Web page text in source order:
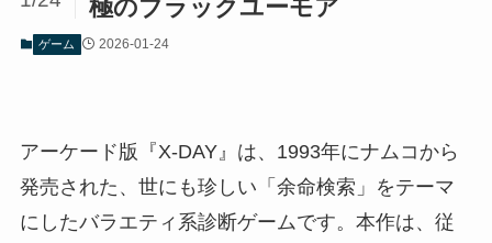
極のブラックユーモア
ゲーム 2026-01-24
アーケード版『X-DAY』は、1993年にナムコから
発売された、世にも珍しい「余命検索」をテーマ
にしたバラエティ系診断ゲームです。本作は、従